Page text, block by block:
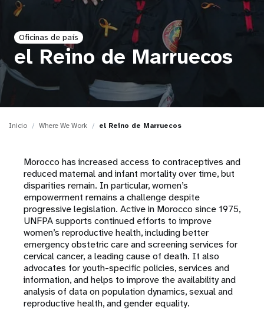
o
n
Oficinas de país
el Reino de Marruecos
Inicio Where We Work el Reino de Marruecos
Morocco has increased access to contraceptives and
reduced maternal and infant mortality over time, but
disparities remain. In particular, women’s
empowerment remains a challenge despite
progressive legislation. Active in Morocco since 1975,
UNFPA supports continued efforts to improve
women’s reproductive health, including better
emergency obstetric care and screening services for
cervical cancer, a leading cause of death. It also
advocates for youth-specific policies, services and
information, and helps to improve the availability and
analysis of data on population dynamics, sexual and
reproductive health, and gender equality.